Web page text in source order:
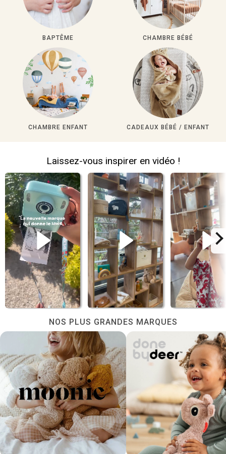
BAPTÊME CHAMBRE BÉBÉ
CHAMBRE ENFANT CADEAUX BÉBÉ / ENFANT
Laissez-vous inspirer en vidéo !
NOS PLUS GRANDES MARQUES